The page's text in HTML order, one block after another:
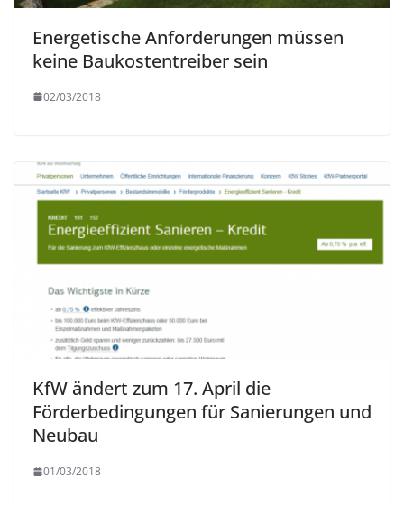
Energetische Anforderungen müssen
keine Baukostentreiber sein
02/03/2018
KfW ändert zum 17. April die
Förderbedingungen für Sanierungen und
Neubau
01/03/2018